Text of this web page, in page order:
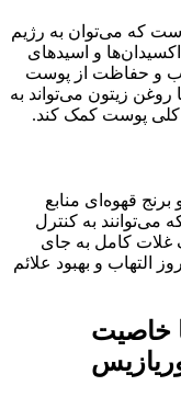
که می‌توان به رژیم
و اسیدهای
و حفاظت از پوست
زیتون می‌تواند به
کلی پوست کمک کند.
قهوه‌ای منابع
می‌توانند به کنترل
کامل به جای
التهاب و بهبود علائم
خاصیت